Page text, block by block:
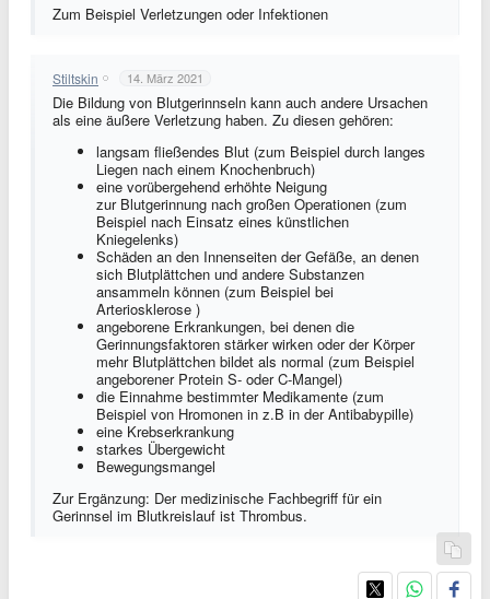
Zum Beispiel Verletzungen oder Infektionen
Stiltskin 14. März 2021
Die Bildung von Blutgerinnseln kann auch andere Ursachen
als eine äußere Verletzung haben. Zu diesen gehören:
langsam fließendes Blut (zum Beispiel durch langes
Liegen nach einem Knochenbruch)
eine vorübergehend erhöhte Neigung
zur Blutgerinnung nach großen Operationen (zum
Beispiel nach Einsatz eines künstlichen
Kniegelenks)
Schäden an den Innenseiten der Gefäße, an denen
sich Blutplättchen und andere Substanzen
ansammeln können (zum Beispiel bei
Arteriosklerose )
angeborene Erkrankungen, bei denen die
Gerinnungsfaktoren stärker wirken oder der Körper
mehr Blutplättchen bildet als normal (zum Beispiel
angeborener Protein S- oder C-Mangel)
die Einnahme bestimmter Medikamente (zum
Beispiel von Hromonen in z.B in der Antibabypille)
eine Krebserkrankung
starkes Übergewicht
Bewegungsmangel
Zur Ergänzung: Der medizinische Fachbegriff für ein
Gerinnsel im Blutkreislauf ist Thrombus.